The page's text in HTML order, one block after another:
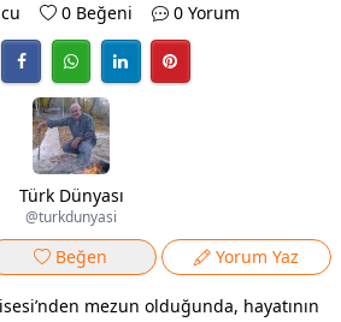
0Beğeni 0 Yorum
Türk Dünyası
@turkdunyasi
Beğen Yorum Yaz
mezun olduğunda, hayatının